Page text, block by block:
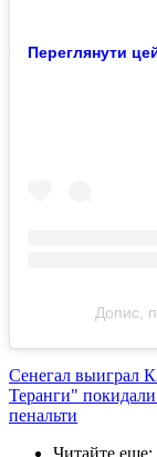
Переглянути
Допис,
Сенегал выиграл
Теранги"
пенальти
Читайте еще: